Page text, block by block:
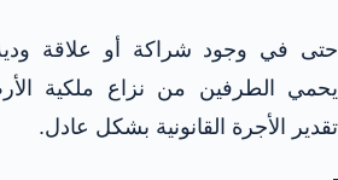
حتى في وجود شراكة أو علاقة
يحمي الطرفين من نزاع ملكية
تقدير الأجرة القانونية بشكل عادل.